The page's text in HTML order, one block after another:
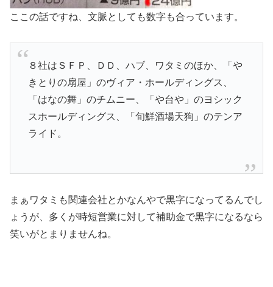
ここの話ですね、文脈としても数字も合っています。
８社はＳＦＰ、ＤＤ、ハブ、ワタミのほか、「や
きとりの扇屋」のヴィア・ホールディングス、
「はなの舞」のチムニー、「や台や」のヨシック
スホールディングス、「旬鮮酒場天狗」のテンア
ライド。
まぁワタミも関連会社とかなんやで黒字になってるんでし
ょうが、多くが時短営業に対して補助金で黒字になるなら
笑いがとまりませんね。